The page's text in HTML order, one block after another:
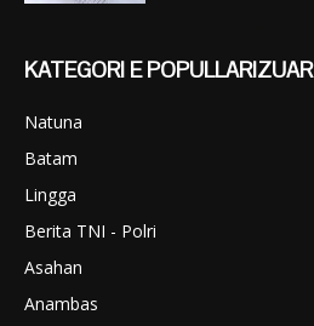
KATEGORI E POPULLARIZUAR
Natuna
Batam
Lingga
Berita TNI - Polri
Asahan
Anambas